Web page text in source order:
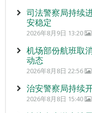
司法警察局持续
安稳定
2026年8月9日 13:20
机场部份航班取
动态
2026年8月8日 22:56
治安警察局持续
2026年8月8日 15:40